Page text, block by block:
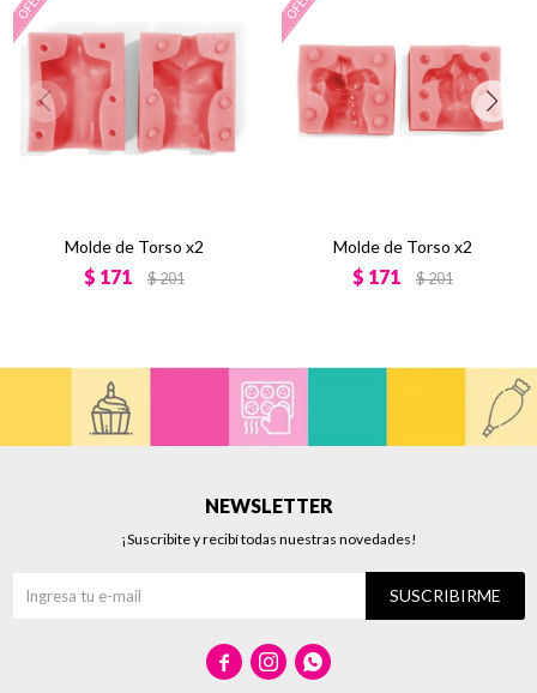
Molde de Torso x2
$ 171 $201
Molde de Torso x2
$ 171 $201
NEWSLETTER
¡Suscribite y recibí todas nuestras novedades!
SUSCRIBIRME
  